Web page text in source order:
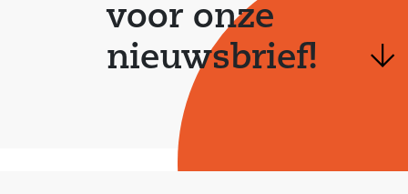
voor onze
nieuwsbrief!